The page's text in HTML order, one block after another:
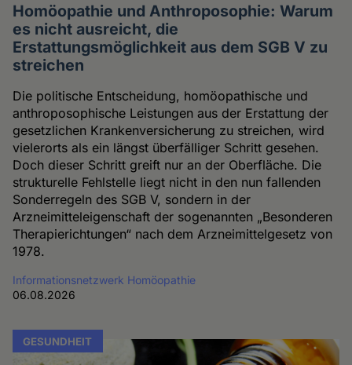
Homöopathie und Anthroposophie: Warum
es nicht ausreicht, die
Erstattungsmöglichkeit aus dem SGB V zu
streichen
Die politische Entscheidung, homöopathische und
anthroposophische Leistungen aus der Erstattung der
gesetzlichen Krankenversicherung zu streichen, wird
vielerorts als ein längst überfälliger Schritt gesehen.
Doch dieser Schritt greift nur an der Oberfläche. Die
strukturelle Fehlstelle liegt nicht in den nun fallenden
Sonderregeln des SGB V, sondern in der
Arzneimitteleigenschaft der sogenannten „Besonderen
Therapierichtungen“ nach dem Arzneimittelgesetz von
1978.
Informationsnetzwerk Homöopathie
06.08.2026
GESUNDHEIT